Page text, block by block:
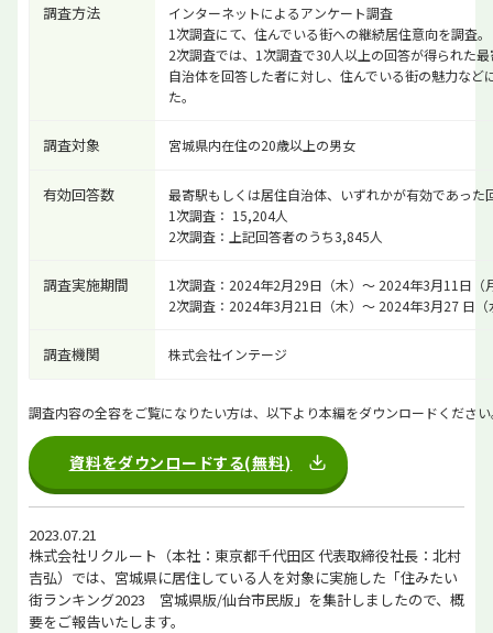
調査方法
インターネットによるアンケート調査
1次調査にて、住んでいる街への継続居住意向を調査。
2次調査では、1次調査で30人以上の回答が得られた
自治体を回答した者に対し、住んでいる街の魅力など
た。
調査対象 宮城県内在住の20歳以上の男女
有効回答数
最寄駅もしくは居住自治体、いずれかが有効であった
1次調査： 15,204人
2次調査：上記回答者のうち3,845人
調査実施期間
1次調査：2024年2月29日（木）～ 2024年3月11日（
2次調査：2024年3月21日（木）～ 2024年3月27 日（
調査機関 株式会社インテージ
調査内容の全容をご覧になりたい方は、以下より本編をダウンロードくださ
資料をダウンロードする(無料)
2023.07.21
株式会社リクルート（本社：東京都千代田区 代表取締役社長：北村
吉弘）では、宮城県に居住している人を対象に実施した「住みたい
街ランキング2023 宮城県版/仙台市民版」を集計しましたので、概
要をご報告いたします。